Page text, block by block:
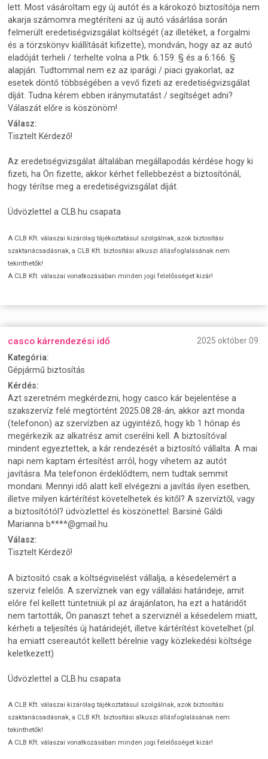
lett. Most vásároltam egy új autót és a károkozó biztosítója nem
akarja számomra megtéríteni az új autó vásárlása során
felmerült eredetiségvizsgálat költségét (az illetéket, a forgalmi
és a törzskönyv kiállítását kifizette), mondván, hogy az az autó
eladóját terheli / terhelte volna a Ptk. 6:159. § és a 6:166. §
alapján. Tudtommal nem ez az iparági / piaci gyakorlat, az
esetek döntő többségében a vevő fizeti az eredetiségvizsgálat
díját. Tudna kérem ebben iránymutatást / segítséget adni?
Válaszát előre is köszönöm!
Válasz:
Tisztelt Kérdező!
Az eredetiségvizsgálat általában megállapodás kérdése hogy ki
fizeti, ha Ön fizette, akkor kérhet fellebbezést a biztosítónál,
hogy térítse meg a eredetiségvizsgálat díját.
Üdvözlettel a CLB.hu csapata
A CLB Kft. válaszai kizárólag tájékoztatásul szolgálnak, azok biztosítási
szaktanácsadásnak, a CLB Kft. biztosítási alkuszi állásfoglalásának nem
tekinthetők!
A CLB Kft. válaszai vonatkozásában minden jogi felelősséget kizár!
casco kárrendezési idő
2025 október 09.
Kategória:
Gépjármű biztosítás
Kérdés:
Azt szeretném megkérdezni, hogy casco kár bejelentése a
szakszervíz felé megtörtént 2025.08.28-án, akkor azt monda
(telefonon) az szervízben az ügyintéző, hogy kb 1 hónap és
megérkezik az alkatrész amit cserélni kell. A biztosítóval
mindent egyeztettek, a kár rendezését a biztosító vállalta. A mai
napi nem kaptam értesítést arról, hogy vihetem az autót
javításra. Ma telefonon érdeklődtem, nem tudtak semmit
mondani. Mennyi idő alatt kell elvégezni a javítás ilyen esetben,
illetve milyen kártérítést követelhetek és kitől? A szervíztől, vagy
a biztosítótól? üdvözlettel és köszönettel: Barsiné Gáldi
Marianna b****@gmail.hu
Válasz:
Tisztelt Kérdező!
A biztosító csak a költségviselést vállalja, a késedelemért a
szerviz felelős. A szervíznek van egy vállalási határideje, amit
előre fel kellett tüntetniük pl az árajánlaton, ha ezt a határidőt
nem tartották, Ön panaszt tehet a szerviznél a késedelem miatt,
kérheti a teljesítés új határidejét, illetve kártérítést követelhet (pl.
ha emiatt csereautót kellett bérelnie vagy közlekedési költsége
keletkezett)
Üdvözlettel a CLB.hu csapata
A CLB Kft. válaszai kizárólag tájékoztatásul szolgálnak, azok biztosítási
szaktanácsadásnak, a CLB Kft. biztosítási alkuszi állásfoglalásának nem
tekinthetők!
A CLB Kft. válaszai vonatkozásában minden jogi felelősséget kizár!